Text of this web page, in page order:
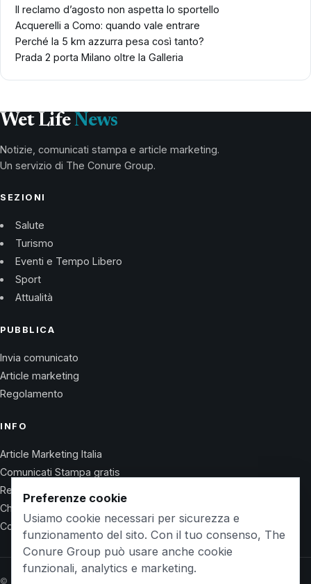
Il reclamo d’agosto non aspetta lo sportello
Acquerelli a Como: quando vale entrare
Perché la 5 km azzurra pesa così tanto?
Prada 2 porta Milano oltre la Galleria
Wet Life News
Notizie, comunicati stampa e article marketing.
Un servizio di The Conure Group.
SEZIONI
Salute
Turismo
Eventi e Tempo Libero
Sport
Attualità
PUBBLICA
Invia comunicato
Article marketing
Regolamento
INFO
Article Marketing Italia
Comunicati Stampa gratis
Regolamento
Chi Siamo
Contatti
© 2026 Wet Life News · The Conure Group
Preferenze cookie
Usiamo cookie necessari per sicurezza e
funzionamento del sito. Con il tuo consenso, The
Conure Group può usare anche cookie
funzionali, analytics e marketing.